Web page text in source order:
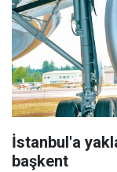
İstanbul'a
başkent